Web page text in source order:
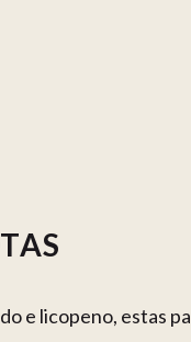
e licopeno, estas